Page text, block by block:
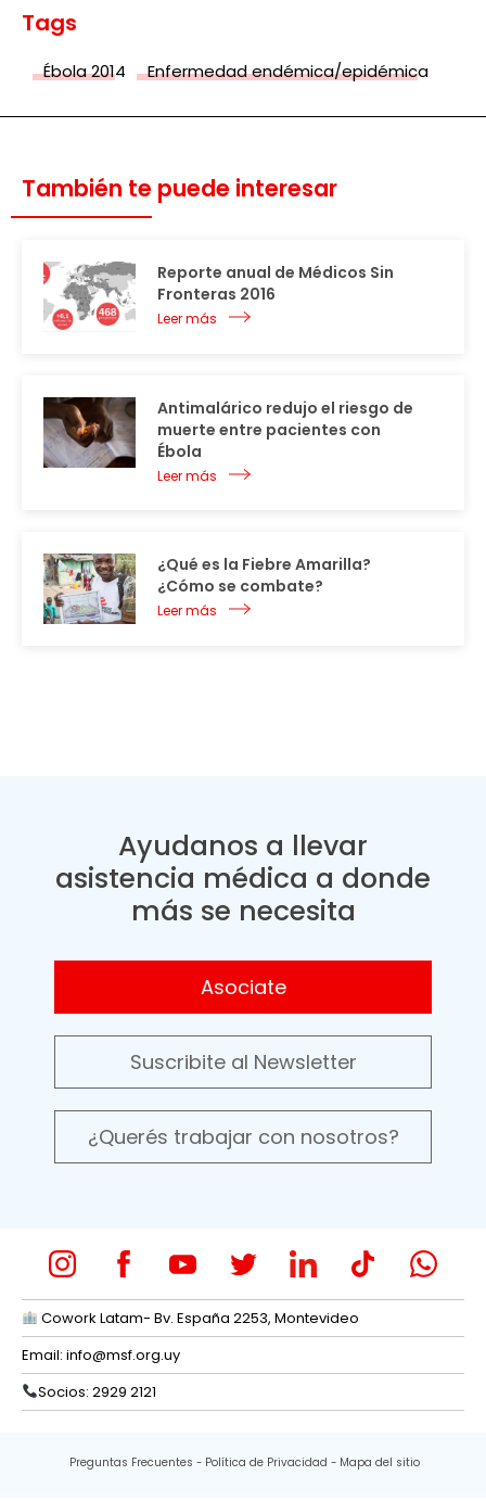
Tags
Ébola 2014 Enfermedad endémica/epidémica
También te puede interesar
Reporte anual de Médicos Sin
Fronteras 2016
Leer más
Antimalárico redujo el riesgo de
muerte entre pacientes con
Ébola
Leer más
¿Qué es la Fiebre Amarilla?
¿Cómo se combate?
Leer más
Ayudanos a llevar
asistencia médica a donde
más se necesita
Asociate
Suscribite al Newsletter
¿Querés trabajar con nosotros?
Cowork Latam- Bv. España 2253, Montevideo
Email: info@msf.org.uy
Socios: 2929 2121
Preguntas Frecuentes Política de Privacidad Mapa del sitio